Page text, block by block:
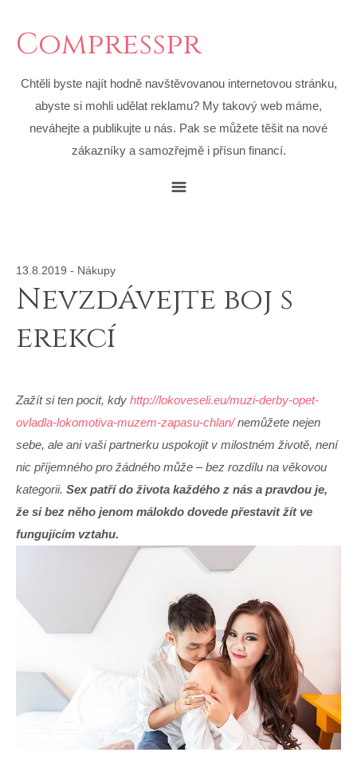
Compresspr
Chtěli byste najít hodně navštěvovanou internetovou stránku,
abyste si mohli udělat reklamu? My takový web máme,
neváhejte a publikujte u nás. Pak se můžete těšit na nové
zákazníky a samozřejmě i přísun financí.
13.8.2019 - Nákupy
Nevzdávejte boj s
erekcí
Zažít si ten pocit, kdy http://lokoveseli.eu/muzi-derby-opet-
ovladla-lokomotiva-muzem-zapasu-chlan/nemůžete nejen
sebe, ale ani vaši partnerku uspokojit v milostném životě, není
nic příjemného pro žádného může – bez rozdílu na věkovou
kategorii. Sex patří do života každého z nás a pravdou je,
že si bez něho jenom málokdo dovede přestavit žít ve
fungujícím vztahu.